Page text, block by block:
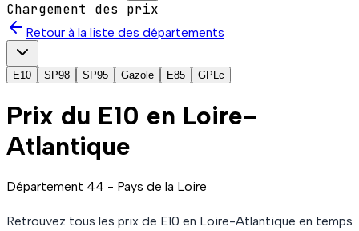
Chargement des prix
Retour à la liste des départements
E10 SP98 SP95 Gazole E85 GPLc
Prix du E10 en Loire-
Atlantique
Département 44 - Pays de la Loire
Retrouvez tous les prix de E10 en Loire-Atlantique en temps